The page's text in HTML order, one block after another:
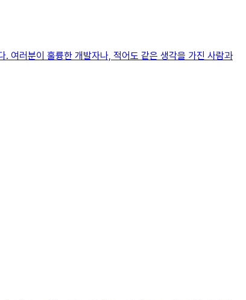
여러분이 훌륭한 개발자나, 적어도 같은 생각을 가진 사람과